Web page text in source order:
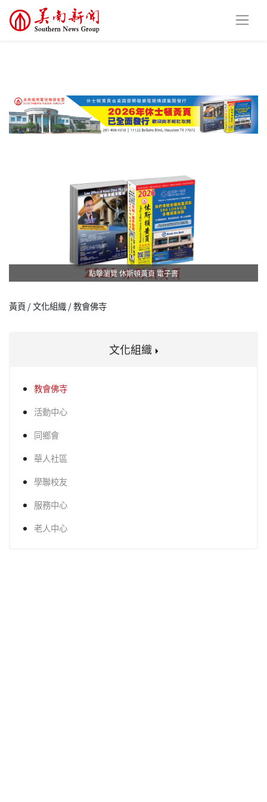
點擊瀏覽 休斯頓黃頁 電子書
黃頁 / 文化組織 / 教會佛寺
文化組織
教會佛寺
活動中心
同鄉會
華人社區
學聯校友
服務中心
老人中心